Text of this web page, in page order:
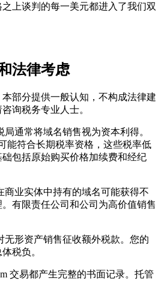
上谈判的每一美元都进入了我们双
法律考虑
部分提供一般认知，不构成法律建
询税务专业人士。
局通常将域名销售视为资本利得。
能符合长期税率资格，这些税率低
包括原始购买价格加续费和经纪
商业实体中持有的域名可能获得不
有限责任公司和公司为高价值销售
无形资产销售征收额外税款。您的
税负。
交易都产生完整的书面记录。托管